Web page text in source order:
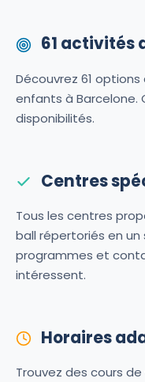
61 activités
Découvrez 61
enfants à Barcelone.
disponibilités.
Centres
Tous les centres
ball répertoriés en
programmes et
intéressent.
Horaires
Trouvez des cours